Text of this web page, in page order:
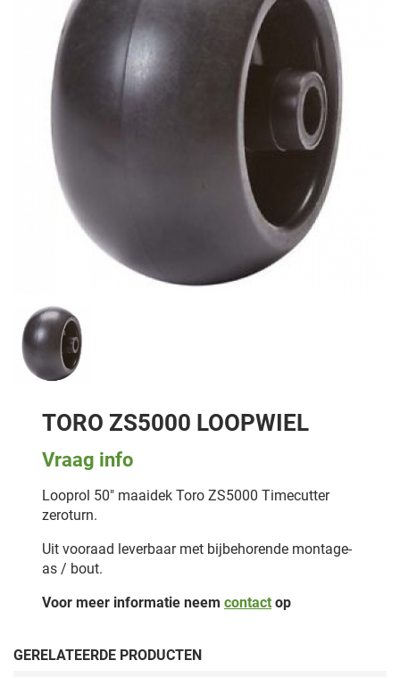
TORO ZS5000 LOOPWIEL
Vraag info
Looprol 50" maaidek Toro ZS5000 Timecutter
zeroturn.
Uit vooraad leverbaar met bijbehorende montage-
as / bout.
Voor meer informatie neem contactop
GERELATEERDE PRODUCTEN